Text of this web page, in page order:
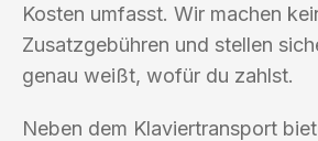
Kosten umfasst. Wir machen
Zusatzgebühren und stellen
genau weißt, wofür du zahlst.
Neben dem Klaviertransport